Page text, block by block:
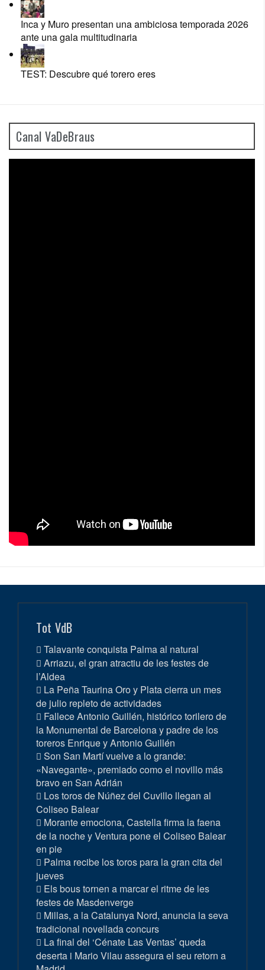
Inca y Muro presentan una ambiciosa temporada 2026
ante una gala multitudinaria
TEST: Descubre qué torero eres
Canal VaDeBraus
Tot VdB
Talavante conquista Palma al natural
Arriazu, el gran atractiu de les festes de
l’Aldea
La Peña Taurina Oro y Plata cierra un mes
de julio repleto de actividades
Fallece Antonio Guillén, histórico torilero de
la Monumental de Barcelona y padre de los
toreros Enrique y Antonio Guillén
Son San Martí vuelve a lo grande:
«Navegante», premiado como el novillo más
bravo en San Adrián
Los toros de Núñez del Cuvillo llegan al
Coliseo Balear
Morante emociona, Castella firma la faena
de la noche y Ventura pone el Coliseo Balear
en pie
Palma recibe los toros para la gran cita del
jueves
Els bous tornen a marcar el ritme de les
festes de Masdenverge
Millas, a la Catalunya Nord, anuncia la seva
tradicional novellada concurs
La final del ‘Cénate Las Ventas’ queda
deserta i Mario Vilau assegura el seu retorn a